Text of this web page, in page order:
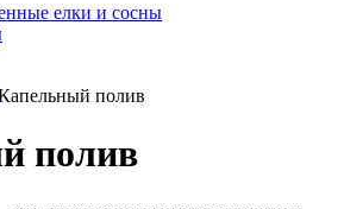
елки и сосны
полив
полив